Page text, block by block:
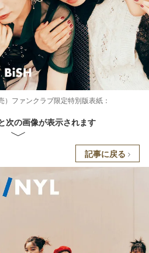
）ファンクラブ限定特別版表紙：
次の画像が表示されます
記事に戻る